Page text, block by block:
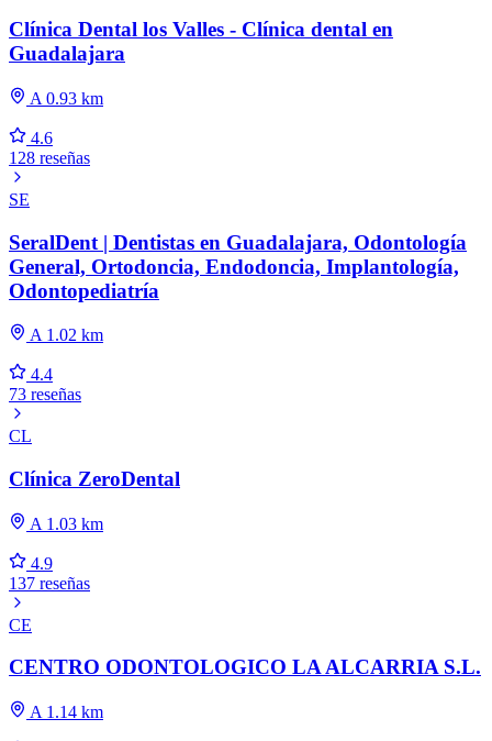
Clínica Dental los Valles - Clínica dental en
Guadalajara
A 0.93 km
4.6
128 reseñas
SE
SeralDent | Dentistas en Guadalajara, Odontología
General, Ortodoncia, Endodoncia, Implantología,
Odontopediatría
A 1.02 km
4.4
73 reseñas
CL
Clínica ZeroDental
A 1.03 km
4.9
137 reseñas
CE
CENTRO ODONTOLOGICO LA ALCARRIA S.L.
A 1.14 km